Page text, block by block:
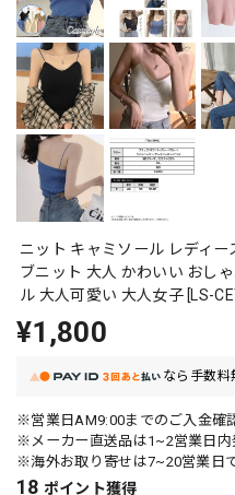
ニット キャミソール レディ
ブニット 大人 かわいい おし
ル 大人可愛い 大人女子 [LS-
¥1,800
なら 手数料
※営業日AM9:00までのご入金確
※メーカー直送品は1~2営業日内
※海外お取り寄せは7~20営業日
18 ポイント獲得